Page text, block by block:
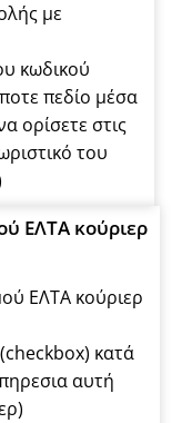
με
κωδικού
πεδίο μέσα
ορίσετε στις
του
ΕΛΤΑ κούριερ
ΕΛΤΑ κούριερ
κατά
αυτή